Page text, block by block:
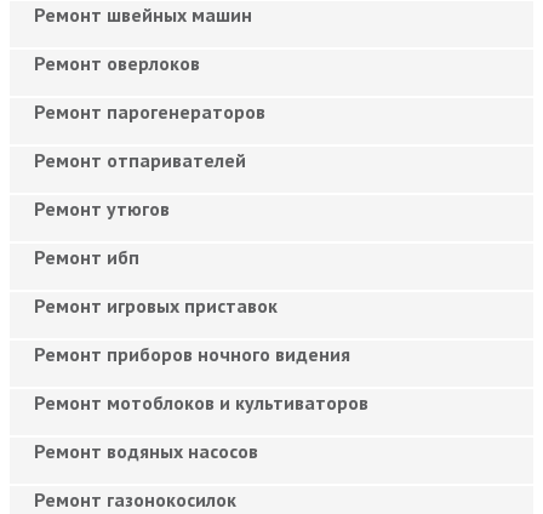
Ремонт швейных машин
Ремонт оверлоков
Ремонт парогенераторов
Ремонт отпаривателей
Ремонт утюгов
Ремонт ибп
Ремонт игровых приставок
Ремонт приборов ночного видения
Ремонт мотоблоков и культиваторов
Ремонт водяных насосов
Ремонт газонокосилок